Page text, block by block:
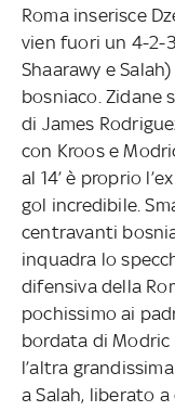
Roma inserisce
vien fuori un 4-2-
Shaarawy e
bosniaco. Zidane
di James
con Kroos e
al 14’ è proprio
gol incredibile.
centravanti
inquadra lo
difensiva della
pochissimo ai
bordata di Modric
l’altra
a Salah, liberato